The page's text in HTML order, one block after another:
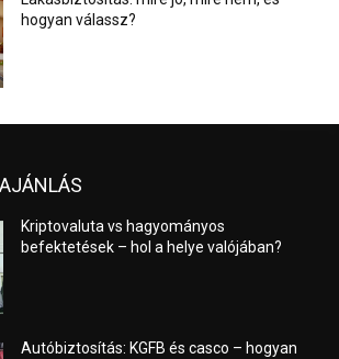
hogyan válassz?
Kriptovaluta vs hagyományos
befektetések – hol a helye valójában?
Autóbiztosítás: KGFB és casco – hogyan